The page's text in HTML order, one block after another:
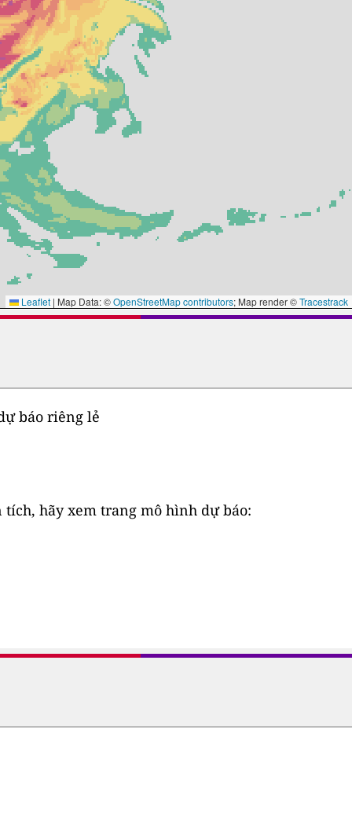
Leaflet | Map Data: ©OpenStreetMap contributors; Map render ©Tracestrack
báo riêng lẻ
hãy xem trang mô hình dự báo: